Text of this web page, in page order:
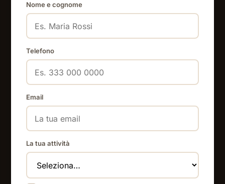
Nome e cognome
Telefono
Email
La tua attività